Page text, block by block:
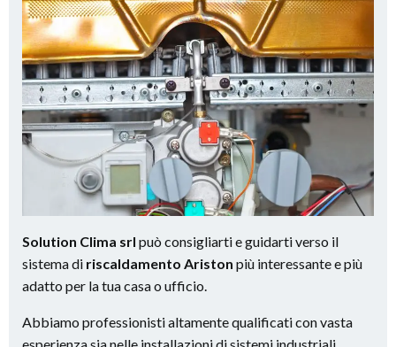
Solution Clima srl può consigliarti e guidarti verso il
sistema di riscaldamento Ariston più interessante e più
adatto per la tua casa o ufficio.
Abbiamo professionisti altamente qualificati con vasta
esperienza sia nelle installazioni di sistemi industriali